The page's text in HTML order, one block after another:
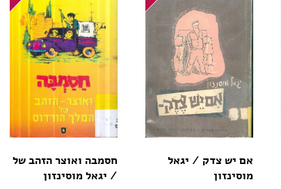
אם יש צדק / יגאל
מוסינזון
חסמבה ואוצר הזהב של
/ יגאל מוסינזון